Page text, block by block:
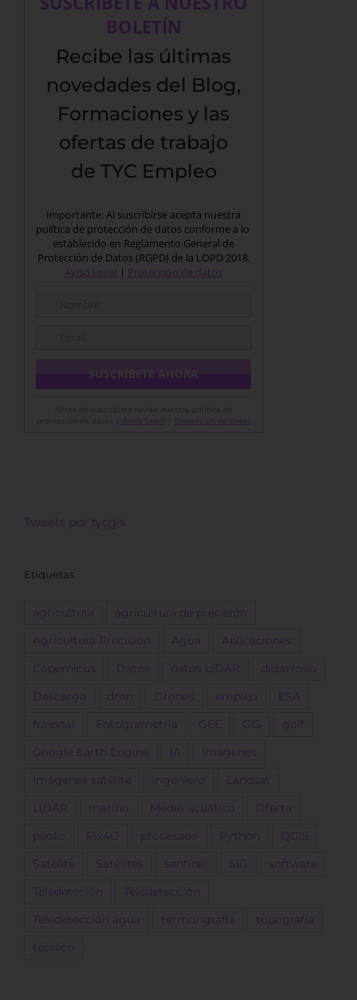
BOLETÍN
Recibe las últimas
novedades del Blog,
Formaciones y las
ofertas de trabajo
de TYC Empleo
Importante: Al suscribirse acepta nuestra
política de protección de datos conforme a lo
establecido en Reglamento General de
Protección de Datos (RGPD) de la LOPD 2018.
Aviso Legal | Protección de datos
Aviso Legal Protección de datos
Tweets por tycgis
Etiquetas
agricultura agricultura de precisión
Agricultura Precisión Agua Aplicaciones
Copernicus Datos datos LiDAR desarrollo
Descarga dron Drones empleo ESA
forestal Fotogrametría GEE GIS golf
Google Earth Engine IA Imágenes
Imágenes satélite ingeniero Landsat
LIDAR marino Medio acuático Oferta
piloto Pix4D procesado Python QGIS
Satélite Satélites sentinel SIG software
Teledetcción Teledetección
Teledetección agua termongrafía topografía
técnico